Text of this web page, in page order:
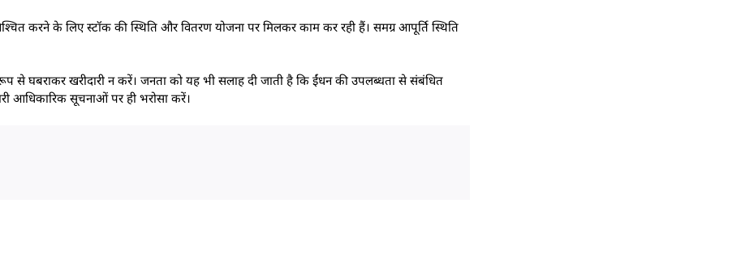
करने के लिए स्टॉक की स्थिति और वितरण योजना पर मिलकर काम कर रही हैं। समग्र आपूर्ति स्थिति
से घबराकर खरीदारी न करें। जनता को यह भी सलाह दी जाती है कि ईंधन की उपलब्धता से संबंधित
आधिकारिक सूचनाओं पर ही भरोसा करें।